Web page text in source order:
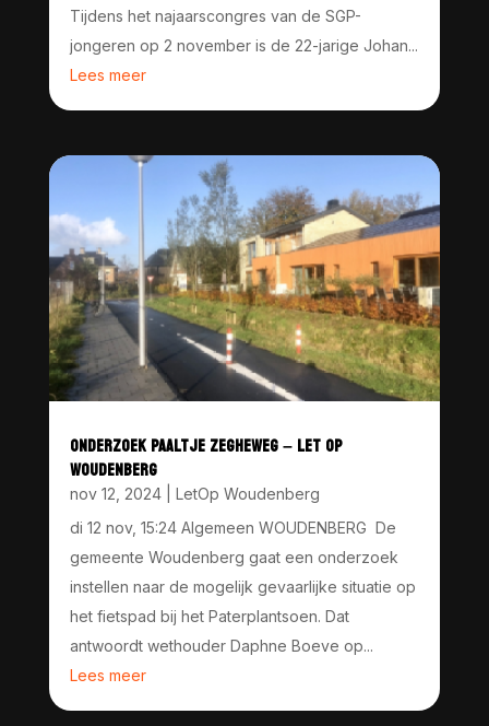
Tijdens het najaarscongres van de SGP-
jongeren op 2 november is de 22-jarige Johan...
Lees meer
ONDERZOEK PAALTJE ZEGHEWEG – LET OP
WOUDENBERG
nov 12, 2024| LetOp Woudenberg
di 12 nov, 15:24 Algemeen WOUDENBERG De
gemeente Woudenberg gaat een onderzoek
instellen naar de mogelijk gevaarlijke situatie op
het fietspad bij het Paterplantsoen. Dat
antwoordt wethouder Daphne Boeve op...
Lees meer